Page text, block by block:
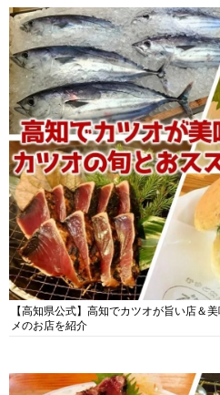
【高知県公式】高知でカツオが旨い店＆
メのお店を紹介